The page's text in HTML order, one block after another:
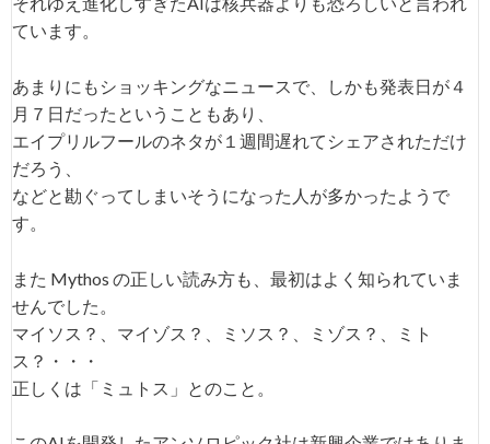
ています。
あまりにもショッキングなニュースで、しかも発表日が４
月７日だったということもあり、
エイプリルフールのネタが１週間遅れてシェアされただけ
だろう、
などと勘ぐってしまいそうになった人が多かったようで
す。
また Mythos の正しい読み方も、最初はよく知られていま
せんでした。
マイソス？、マイゾス？、ミソス？、ミゾス？、ミト
ス？・・・
正しくは「ミュトス」とのこと。